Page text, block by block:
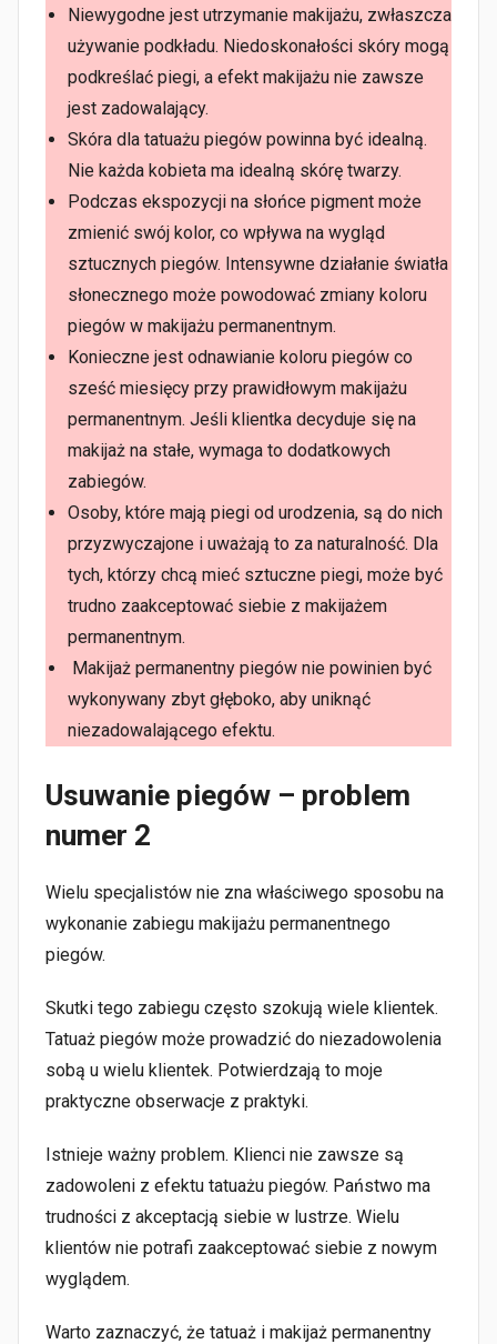
Niewygodne jest utrzymanie makijażu, zwłaszcza
używanie podkładu. Niedoskonałości skóry mogą
podkreślać piegi, a efekt makijażu nie zawsze
jest zadowalający.
Skóra dla tatuażu piegów powinna być idealną.
Nie każda kobieta ma idealną skórę twarzy.
Podczas ekspozycji na słońce pigment może
zmienić swój kolor, co wpływa na wygląd
sztucznych piegów. Intensywne działanie światła
słonecznego może powodować zmiany koloru
piegów w makijażu permanentnym.
Konieczne jest odnawianie koloru piegów co
sześć miesięcy przy prawidłowym makijażu
permanentnym. Jeśli klientka decyduje się na
makijaż na stałe, wymaga to dodatkowych
zabiegów.
Osoby, które mają piegi od urodzenia, są do nich
przyzwyczajone i uważają to za naturalność. Dla
tych, którzy chcą mieć sztuczne piegi, może być
trudno zaakceptować siebie z makijażem
permanentnym.
Makijaż permanentny piegów nie powinien być
wykonywany zbyt głęboko, aby uniknąć
niezadowalającego efektu.
Usuwanie piegów – problem
numer 2
Wielu specjalistów nie zna właściwego sposobu na
wykonanie zabiegu makijażu permanentnego
piegów.
Skutki tego zabiegu często szokują wiele klientek.
Tatuaż piegów może prowadzić do niezadowolenia
sobą u wielu klientek. Potwierdzają to moje
praktyczne obserwacje z praktyki.
Istnieje ważny problem. Klienci nie zawsze są
zadowoleni z efektu tatuażu piegów. Państwo ma
trudności z akceptacją siebie w lustrze. Wielu
klientów nie potrafi zaakceptować siebie z nowym
wyglądem.
Warto zaznaczyć, że tatuaż i makijaż permanentny